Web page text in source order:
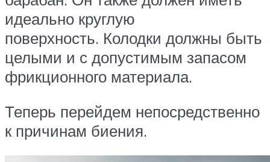
идеально круглую
поверхность. Колодки должны быть
целыми и с допустимым запасом
фрикционного материала.
Теперь перейдем непосредственно
к причинам биения.